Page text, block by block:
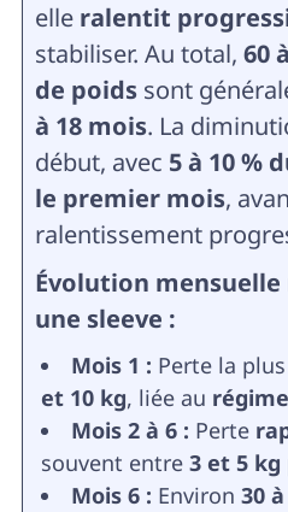
elle ralentit
stabiliser. Au total, 60
de poidssont
à 18 mois. La
début, avec 5 à 10 %
le premier mois,
ralentissement
Évolution
une sleeve :
Mois 1 : Perte la
et 10 kg, liée au
Mois 2 à 6 : Perte
souvent entre 3 et 5
Mois 6 : Environ 30